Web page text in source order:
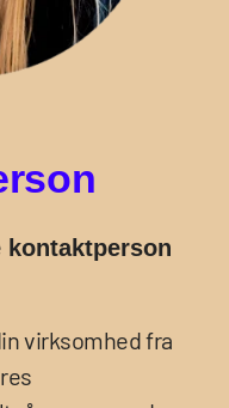
rson
kontaktperson
virksomhed fra